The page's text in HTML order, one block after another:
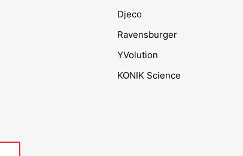
Djeco
Ravensburger
YVolution
KONIK Science